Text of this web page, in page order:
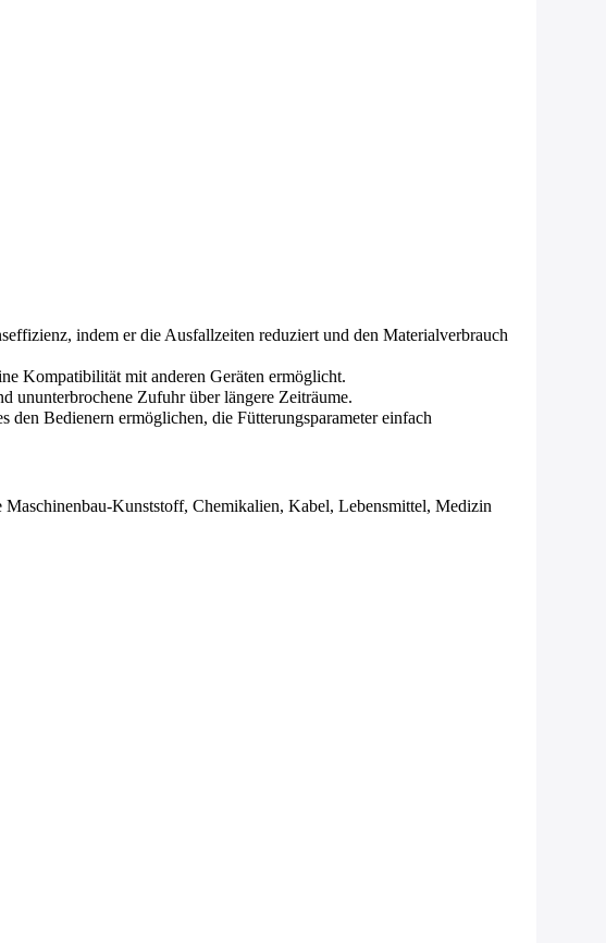
indem er die Ausfallzeiten reduziert und den Materialverbrauch
Kompatibilität mit anderen Geräten ermöglicht.
ununterbrochene Zufuhr über längere Zeiträume.
Bedienern ermöglichen, die Fütterungsparameter einfach
Kunststoff, Chemikalien, Kabel, Lebensmittel, Medizin